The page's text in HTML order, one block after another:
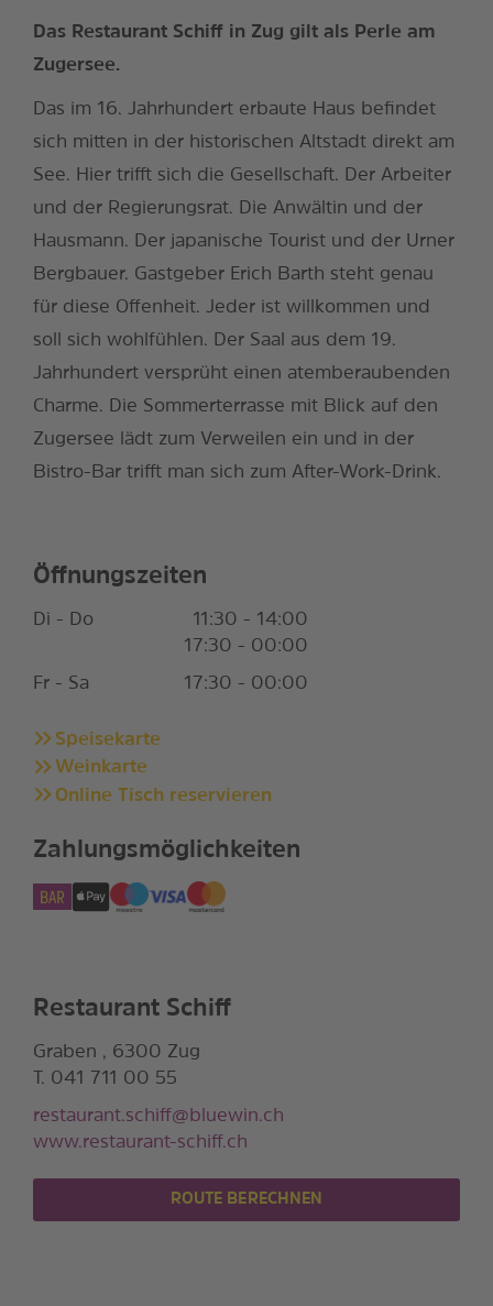
Das Restaurant Schiff in Zug gilt als Perle am
Zugersee.
Das im 16. Jahrhundert erbaute Haus befindet
sich mitten in der historischen Altstadt direkt am
See. Hier trifft sich die Gesellschaft. Der Arbeiter
und der Regierungsrat. Die Anwältin und der
Hausmann. Der japanische Tourist und der Urner
Bergbauer. Gastgeber Erich Barth steht genau
für diese Offenheit. Jeder ist willkommen und
soll sich wohlfühlen. Der Saal aus dem 19.
Jahrhundert versprüht einen atemberaubenden
Charme. Die Sommerterrasse mit Blick auf den
Zugersee lädt zum Verweilen ein und in der
Bistro-Bar trifft man sich zum After-Work-Drink.
Öffnungszeiten
Di - Do
11:30 - 14:00
17:30 - 00:00
Fr - Sa
17:30 - 00:00
Speisekarte
Weinkarte
Online Tisch reservieren
Zahlungsmöglichkeiten
Restaurant Schiff
Graben , 6300 Zug
T. 041 711 00 55
restaurant.schiff@bluewin.ch
www.restaurant-schiff.ch
ROUTE BERECHNEN